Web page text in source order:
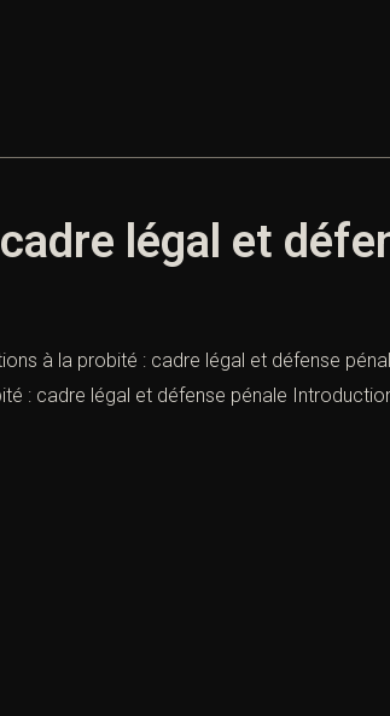
légal et
à la probité : cadre légal et défense
: cadre légal et défense pénale